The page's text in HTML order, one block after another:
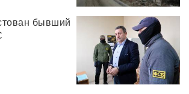
бывший